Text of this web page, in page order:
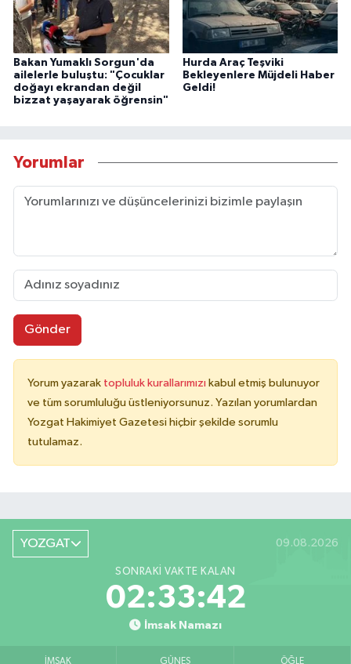
Bakan Yumaklı Sorgun'da
ailelerle buluştu: "Çocuklar
doğayı ekrandan değil
bizzat yaşayarak öğrensin"
Hurda Araç Teşviki
Bekleyenlere Müjdeli Haber
Geldi!
Yorumlar
Gönder
Yorum yazarak topluluk kurallarımızı kabul etmiş bulunuyor
ve tüm sorumluluğu üstleniyorsunuz. Yazılan yorumlardan
Yozgat Hakimiyet Gazetesi hiçbir şekilde sorumlu
tutulamaz.
YOZGAT 09.08.2026
SONRAKI VAKTE KALAN
02:33:42
İmsak Namazı
İMSAK GÜNEŞ ÖĞLE